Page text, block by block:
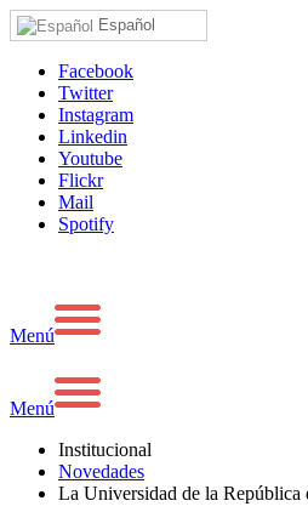
Español
Facebook
Twitter
Instagram
Linkedin
Youtube
Flickr
Mail
Spotify
Menú
Menú
Institucional
Novedades
La Universidad de la República